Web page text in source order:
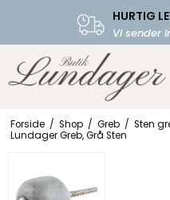
HURTIG
Vi sender
FRI
Forside / Shop / Greb / Sten
Lundager Greb, Grå Sten